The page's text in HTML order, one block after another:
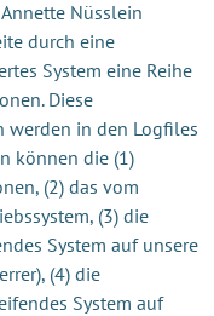
Nüsslein
durch eine
System eine Reihe
Diese
in den Logfiles
können die (1)
(2) das vom
(3) die
System auf unsere
(4) die
System auf